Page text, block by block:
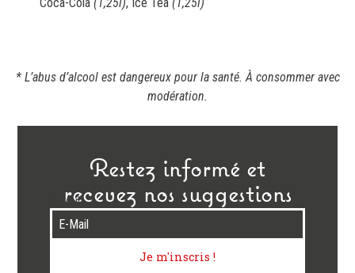
* L’abus d’alcool est dangereux pour la santé. À consommer avec
modération.
Restez informé et
recevez nos suggestions
E-Mail
Je m'inscris !